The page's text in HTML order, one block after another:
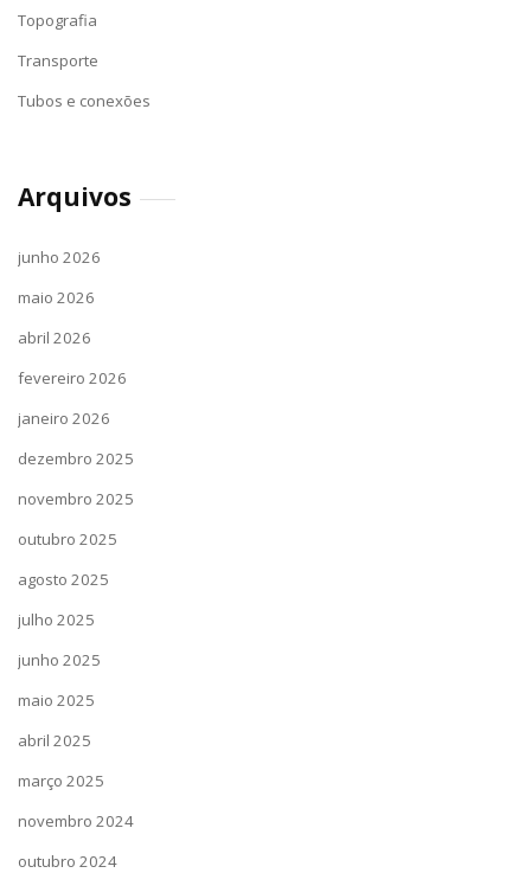
Topografia
Transporte
Tubos e conexões
Arquivos
junho 2026
maio 2026
abril 2026
fevereiro 2026
janeiro 2026
dezembro 2025
novembro 2025
outubro 2025
agosto 2025
julho 2025
junho 2025
maio 2025
abril 2025
março 2025
novembro 2024
outubro 2024